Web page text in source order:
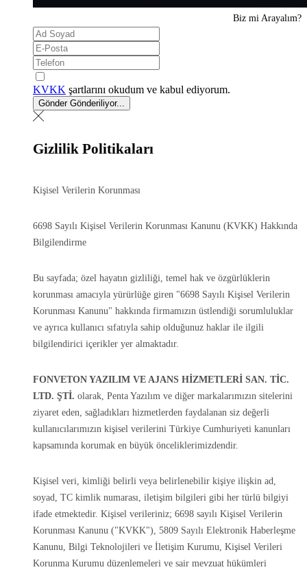
Biz mi Arayalım?
KVKK şartlarını okudum ve kabul ediyorum.
Gönder Gönderiliyor...
Gizlilik Politikaları
Kişisel Verilerin Korunması
6698 Sayılı Kişisel Verilerin Korunması Kanunu (KVKK) Hakkında
Bilgilendirme
Bu sayfada; özel hayatın gizliliği, temel hak ve özgürlüklerin
korunması amacıyla yürürlüğe giren "6698 Sayılı Kişisel Verilerin
Korunması Kanunu" hakkında firmamızın üstlendiği sorumluluklar
ve ayrıca kullanıcı sıfatıyla sahip olduğunuz haklar ile ilgili
bilgilendirici içerikler yer almaktadır.
FONVETON YAZILIM VE AJANS HİZMETLERİ SAN. TİC.
LTD. ŞTİ. olarak, Penta Yazılım ve diğer markalarımızın sitelerini
ziyaret eden, sağladıkları hizmetlerden faydalanan siz değerli
kullanıcılarımızın kişisel verilerini Türkiye Cumhuriyeti kanunları
kapsamında korumak en büyük önceliklerimizdendir.
Kişisel veri, kimliği belirli veya belirlenebilir kişiye ilişkin ad,
soyad, TC kimlik numarası, iletişim bilgileri gibi her türlü bilgiyi
ifade etmektedir. Kişisel verileriniz; 6698 sayılı Kişisel Verilerin
Korunması Kanunu ("KVKK"), 5809 Sayılı Elektronik Haberleşme
Kanunu, Bilgi Teknolojileri ve İletişim Kurumu, Kişisel Verileri
Korunma Kurumu düzenlemeleri ve sair mevzuat hükümleri